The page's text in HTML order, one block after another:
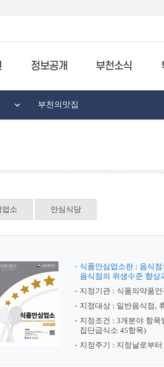
정보공개 부천소식
부천의맛집
업소 안심식당
식품안심업소란 : 음식
음식점의 위생수준 향상
지정기관 : 식품의약품안
지정대상 : 일반음식점,
지정조건 : 3개분야 항
집단급식소 45항목)
지정주기 : 지정날로부